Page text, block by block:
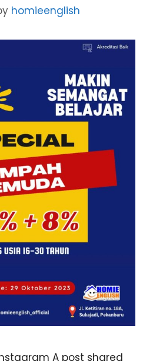
homieenglish
A post shared